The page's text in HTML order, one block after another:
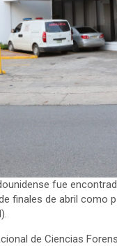
fue
finales de abril
de Ciencias